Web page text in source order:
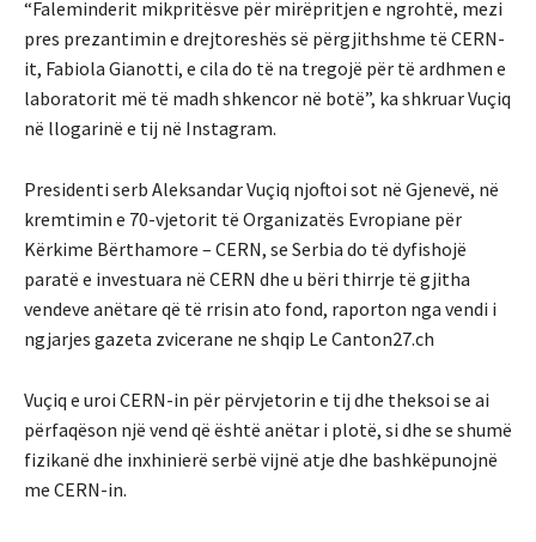
“Faleminderit mikpritësve për mirëpritjen e ngrohtë, mezi
pres prezantimin e drejtoreshës së përgjithshme të CERN-
it, Fabiola Gianotti, e cila do të na tregojë për të ardhmen e
laboratorit më të madh shkencor në botë”, ka shkruar Vuçiq
në llogarinë e tij në Instagram.
Presidenti serb Aleksandar Vuçiq njoftoi sot në Gjenevë, në
kremtimin e 70-vjetorit të Organizatës Evropiane për
Kërkime Bërthamore – CERN, se Serbia do të dyfishojë
paratë e investuara në CERN dhe u bëri thirrje të gjitha
vendeve anëtare që të rrisin ato fond, raporton nga vendi i
ngjarjes gazeta zvicerane ne shqip Le Canton27.ch
Vuçiq e uroi CERN-in për përvjetorin e tij dhe theksoi se ai
përfaqëson një vend që është anëtar i plotë, si dhe se shumë
fizikanë dhe inxhinierë serbë vijnë atje dhe bashkëpunojnë
me CERN-in.